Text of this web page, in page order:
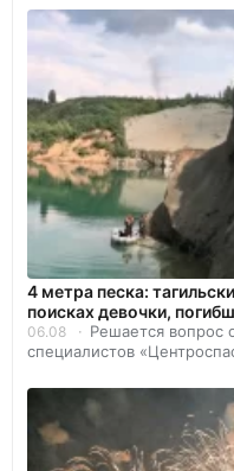
4 метра песка:
поисках девочки,
06.08
Решается вопрос
специалистов